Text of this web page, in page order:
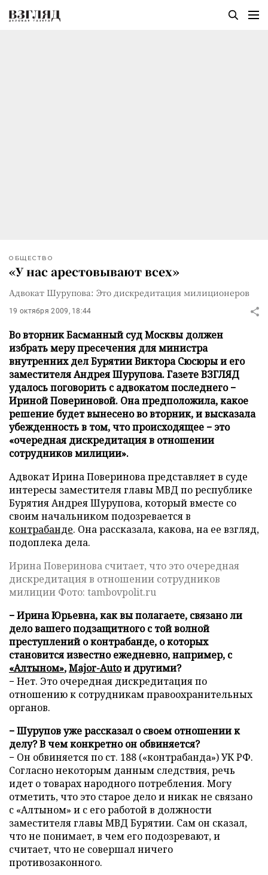
ОБЩЕСТВО
«У нас арестовывают всех»
Адвокат Шурупова: Это дискредитация милиционеров
19 октября 2009, 18:44
Во вторник Басманный суд Москвы должен
избрать меру пресечения для министра
внутренних дел Бурятии Виктора Сюсюры и его
заместителя Андрея Шурупова. Газете ВЗГЛЯД
удалось поговорить с адвокатом последнего −
Ириной Повериновой. Она предположила, какое
решение будет вынесено во вторник, и высказала
убежденность в том, что происходящее − это
«очередная дискредитация в отношении
сотрудников милиции».
Адвокат Ирина Поверинова представляет в суде
интересы заместителя главы МВД по республике
Бурятия Андрея Шурупова, который вместе со
своим начальником подозревается в
контрабанде. Она рассказала, какова, на ее взгляд,
подоплека дела.
Ирина Поверинова считает, что это очередная
дискредитация в отношении сотрудников
милиции Фото: tambovpolit.ru
− Ирина Юрьевна, как вы полагаете, связано ли
дело вашего подзащитного с той волной
преступлений о контрабанде, о которых
становится известно ежедневно, например, с
«Алтыном»,Major-Autoи другими?
− Нет. Это очередная дискредитация по
отношению к сотрудникам правоохранительных
органов.
− Шурупов уже рассказал о своем отношении к
делу? В чем конкретно он обвиняется?
− Он обвиняется по ст. 188 («контрабанда») УК РФ.
Согласно некоторым данным следствия, речь
идет о товарах народного потребления. Могу
отметить, что это старое дело и никак не связано
с «Алтыном» и с его работой в должности
заместителя главы МВД Бурятии. Сам он сказал,
что не понимает, в чем его подозревают, и
считает, что не совершал ничего
противозаконного.